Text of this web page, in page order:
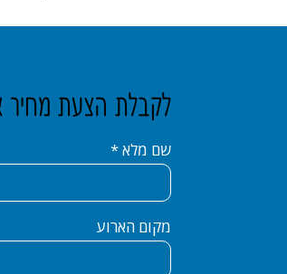
לקבלת הצעת מחיר
שם מלא
מקום הארוע